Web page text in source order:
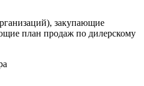
закупающие
план продаж по дилерскому